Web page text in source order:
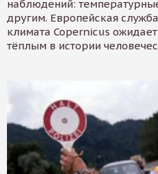
наблюдений:
другим. Европейская
климата Copernicus
тёплым в истории